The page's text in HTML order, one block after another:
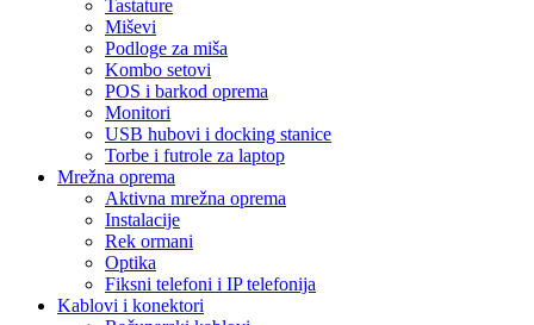
Tastature
Miševi
Podloge za miša
Kombo setovi
POS i barkod oprema
Monitori
USB hubovi i docking stanice
Torbe i futrole za laptop
Mrežna oprema
Aktivna mrežna oprema
Instalacije
Rek ormani
Optika
Fiksni telefoni i IP telefonija
Kablovi i konektori